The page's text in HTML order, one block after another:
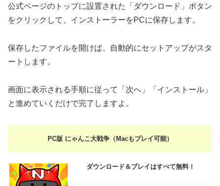
公式ページのトップに設置された「ダウンロード」ボタン
をクリックして、インストーラーをPCに保存します。
保存したファイルを開けば、自動的にセットアップがスタ
ートします。
画面に表示される手順に従って「次へ」「インストール」
と進めていくだけで完了しますよ。
PC版 にゃんこ大戦争（Macもプレイ可能）
ダウンロード＆プレイはすべて無料！